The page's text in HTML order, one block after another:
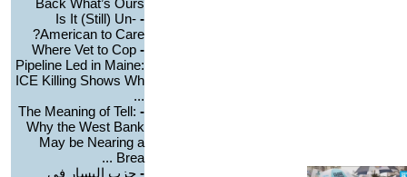
Back What’s Ours
-
Is It (Still) Un-
American to Care?
-
Where Vet to Cop
Pipeline Led in Maine:
ICE Killing Shows Wh
...
-
The Meaning of Tell:
Why the West Bank
May be Nearing a
Brea ...
- حزب اليسار في